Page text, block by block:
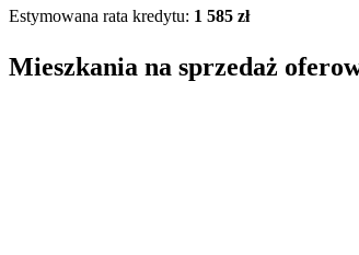
Estymowana rata kredytu: 1 585 zł
Mieszkania na sprzedaż